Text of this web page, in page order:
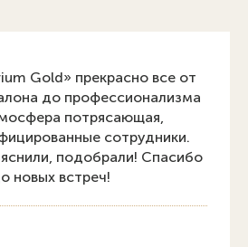
Gold» прекрасно все от
до профессионализма
потрясающая,
сотрудники.
подобрали! Спасибо
новых встреч!